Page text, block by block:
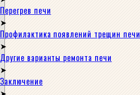
Перегрев печи
Профилактика появлений трещин печи
Другие варианты ремонта печи
Заключение